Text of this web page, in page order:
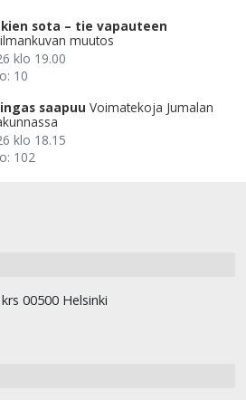
sota – tie vapauteen
muutos
klo 19.00
10
saapuu Voimatekoja Jumalan
klo 18.15
102
00500 Helsinki